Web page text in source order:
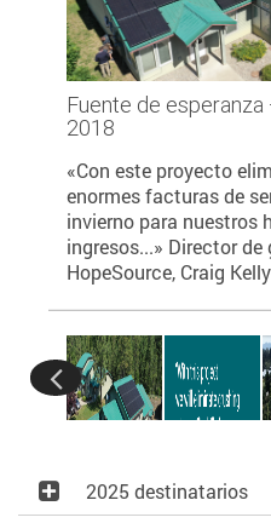
Fuente de
2018
«Con este proyecto
enormes facturas de
invierno para nuestros
ingresos...» Director
HopeSource, Craig Kelly
2025 destinatarios